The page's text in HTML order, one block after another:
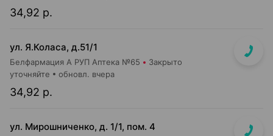
34,92 р.
ул. Я.Коласа, д.51/1
Белфармация А РУП Аптека №65 Закрыто
34,92 р.
уточняйте обновл. вчера
ул. Мирошниченко, д. 1/1, пом. 4